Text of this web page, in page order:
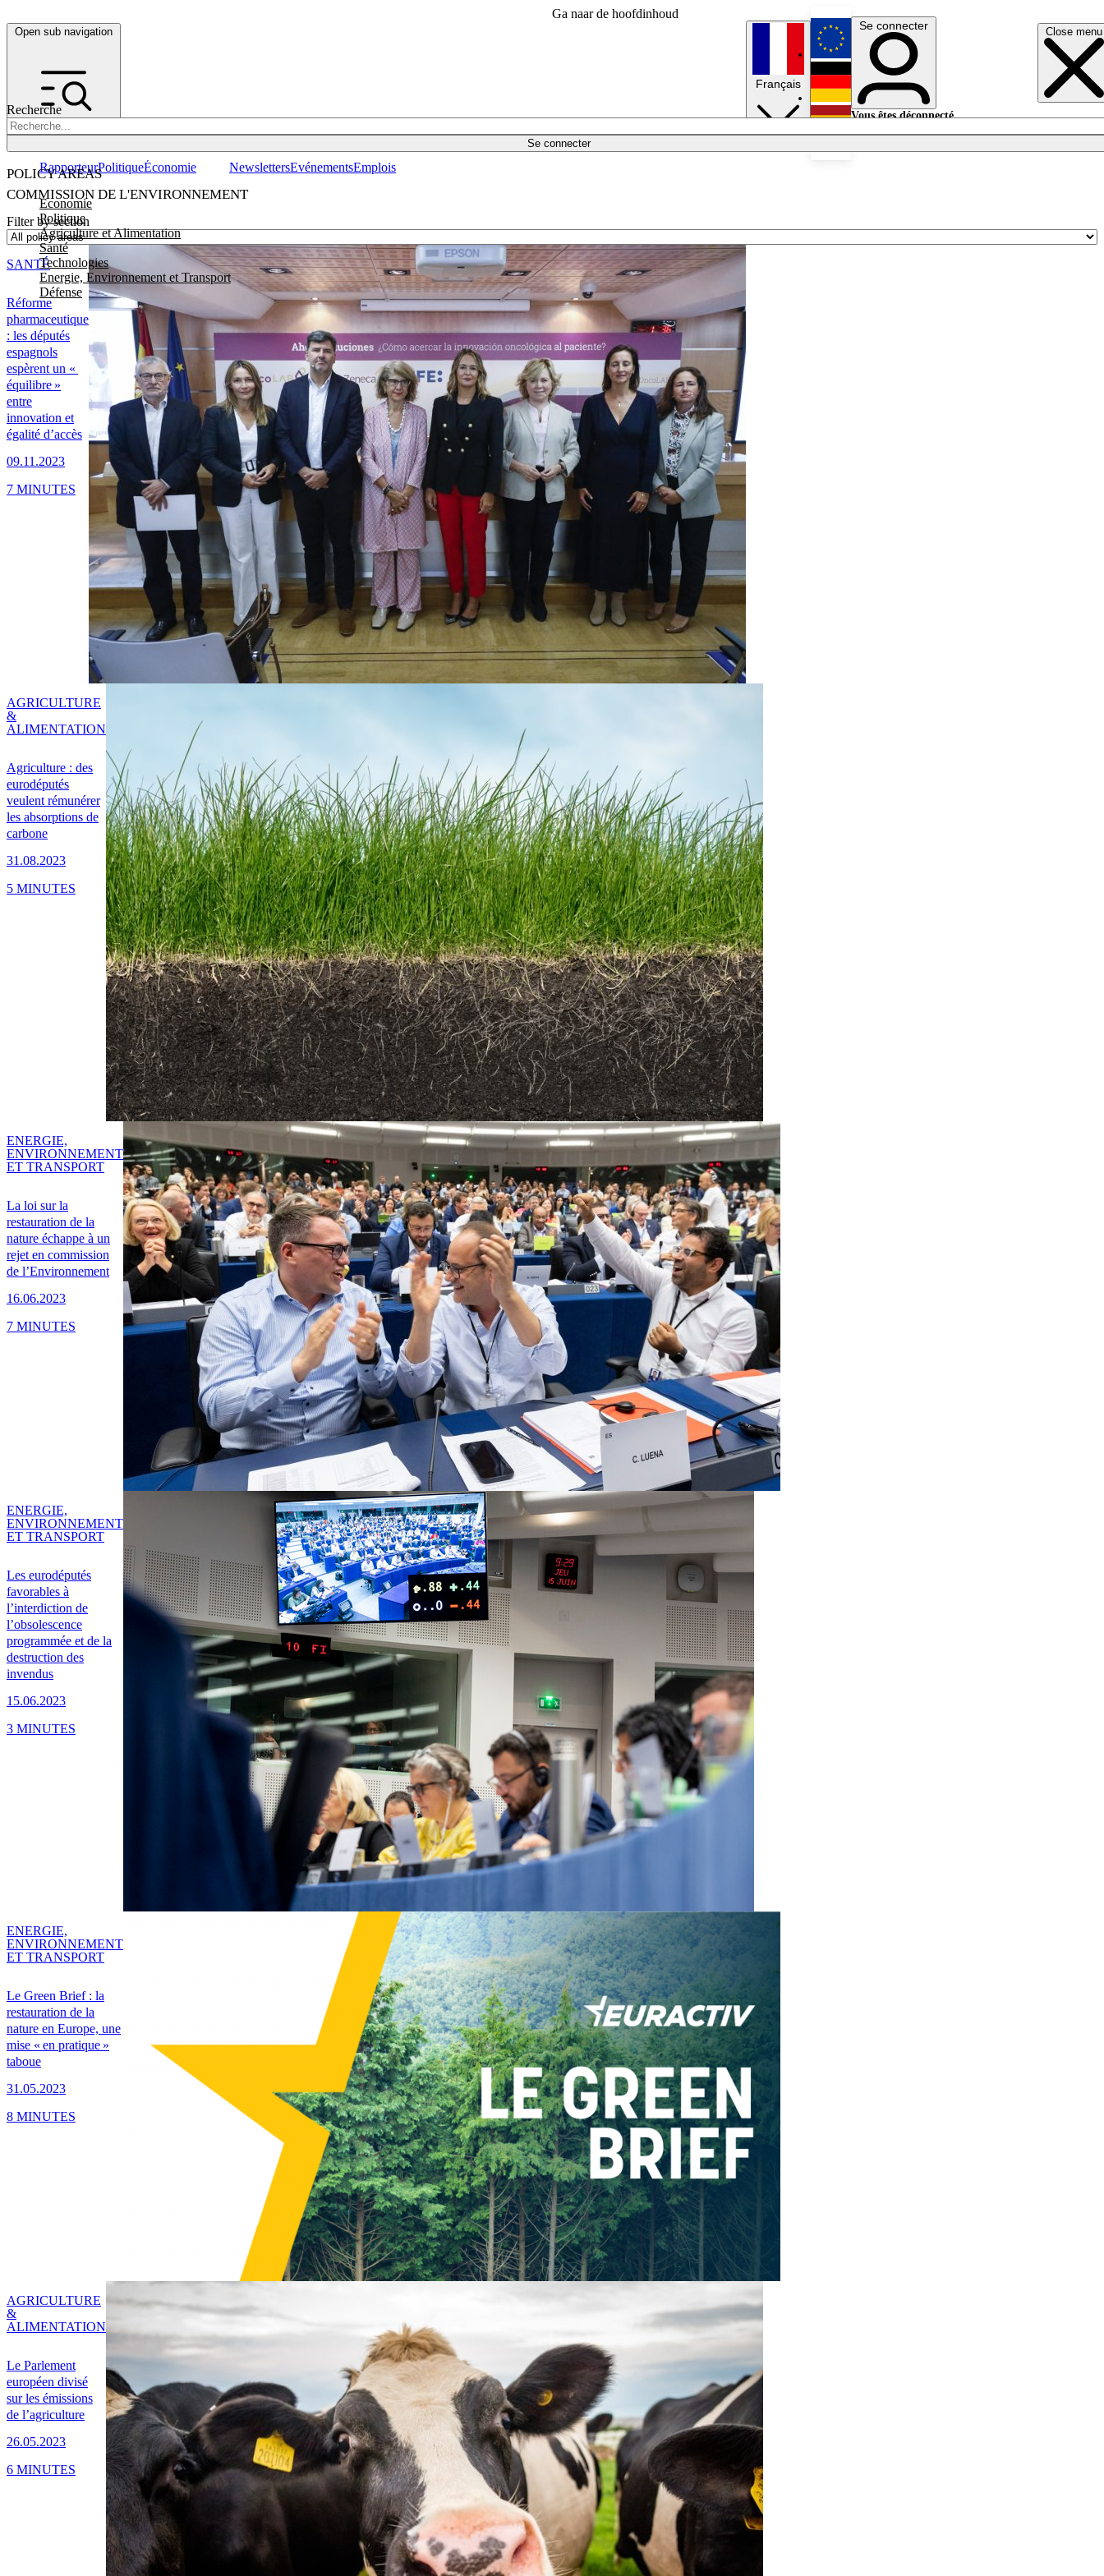
Ga naar de hoofdinhoud
Open sub navigation Close menu
Recherche
Se connecter
POLICY AREAS
Economie
Politique
Agriculture et Alimentation
Santé
Technologies
Energie, Environnement et Transport
Défense
RapporteurPolitiqueÉconomie NewslettersEvénementsEmplois
Français
English
Deutsch
Se connecter
Vous êtes déconnecté.
COMMISSION DE L'ENVIRONNEMENT
Filter by section
Réforme
pharmaceutique
: les députés
espagnols
espèrent un «
équilibre »
entre
innovation et
égalité d’accès
09.11.2023
SANTÉ
7 MINUTES
Agriculture : des
eurodéputés
veulent rémunérer
les absorptions de
carbone
31.08.2023
AGRICULTURE
&
ALIMENTATION
5 MINUTES
La loi sur la
restauration de la
nature échappe à un
rejet en commission
de l’Environnement
16.06.2023
ENERGIE,
ENVIRONNEMENT
ET TRANSPORT
7 MINUTES
Les eurodéputés
favorables à
l’interdiction de
l’obsolescence
programmée et de la
destruction des
invendus
15.06.2023
ENERGIE,
ENVIRONNEMENT
ET TRANSPORT
3 MINUTES
Le Green Brief : la
restauration de la
nature en Europe, une
mise « en pratique »
taboue
31.05.2023
ENERGIE,
ENVIRONNEMENT
ET TRANSPORT
8 MINUTES
Le Parlement
européen divisé
sur les émissions
de l’agriculture
26.05.2023
AGRICULTURE
&
ALIMENTATION
6 MINUTES